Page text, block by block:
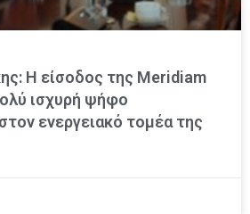
Η είσοδος της Meridiam
ισχυρή ψήφο
ενεργειακό τομέα της